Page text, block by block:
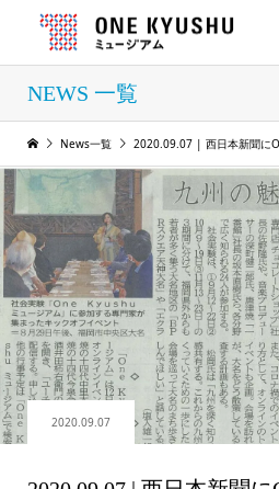
NEWS 一覧
News一覧 2020.09.07 | 西日本新聞に
2020.09.07